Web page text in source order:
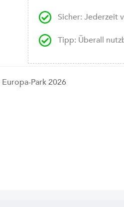
Sicher: Jederzeit
Tipp: Überall
Park 2026